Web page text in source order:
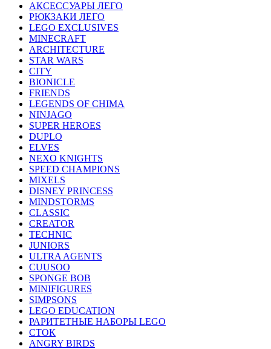
АКСЕССУАРЫ ЛЕГО
РЮКЗАКИ ЛЕГО
LEGO EXCLUSIVES
MINECRAFT
ARCHITECTURE
STAR WARS
CITY
BIONICLE
FRIENDS
LEGENDS OF CHIMA
NINJAGO
SUPER HEROES
DUPLO
ELVES
NEXO KNIGHTS
SPEED CHAMPIONS
MIXELS
DISNEY PRINCESS
MINDSTORMS
CLASSIC
CREATOR
TECHNIC
JUNIORS
ULTRA AGENTS
CUUSOO
SPONGE BOB
MINIFIGURES
SIMPSONS
LEGO EDUCATION
РАРИТЕТНЫЕ НАБОРЫ LEGO
СТОК
ANGRY BIRDS